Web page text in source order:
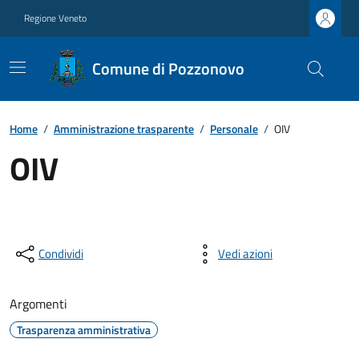
Regione Veneto
Comune di Pozzonovo
Home / Amministrazione trasparente / Personale / OIV
OIV
Condividi Vedi azioni
Argomenti
Trasparenza amministrativa